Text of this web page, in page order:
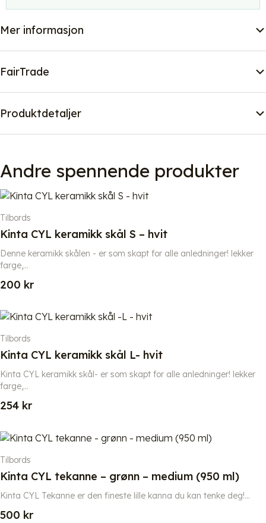
24
antall
Mer informasjon
FairTrade
Produktdetaljer
Andre spennende produkter
Tilbords
Kinta CYL keramikk skål S – hvit
Denne keramikk skålen - er som skapt for alle anledninger! lekker
farge,...
200 kr
Tilbords
Kinta CYL keramikk skål L- hvit
Kinta CYL keramikk skål- er som skapt for alle anledninger! lekker
farge,...
254 kr
Tilbords
Kinta CYL tekanne – grønn – medium (950 ml)
Kinta CYL Tekanne er den fineste lille kanna du kan tenke deg!...
500 kr